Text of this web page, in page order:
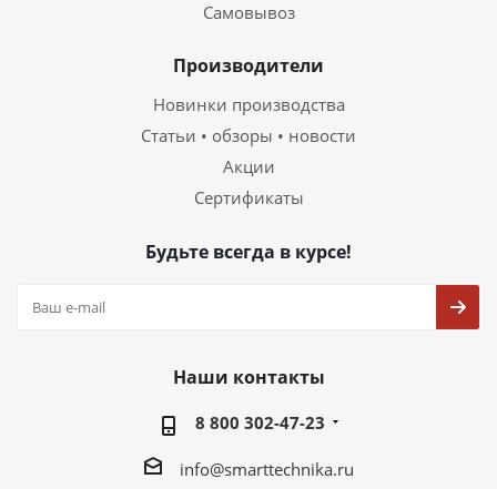
Самовывоз
Производители
Новинки производства
Статьи • обзоры • новости
Акции
Сертификаты
Будьте всегда в курсе!
Наши контакты
8 800 302-47-23
info@smarttechnika.ru